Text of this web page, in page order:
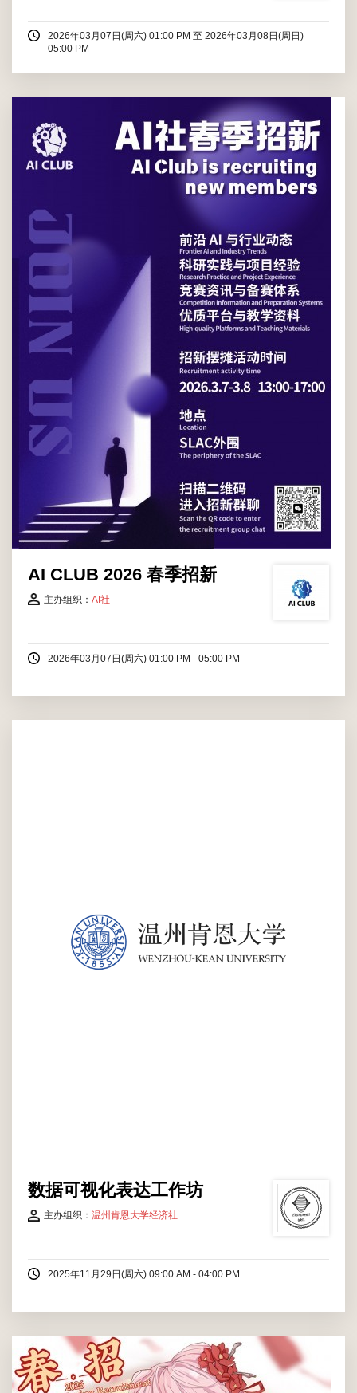
2026年03月07日(周六) 01:00 PM 至 2026年03月08日(周日)
05:00 PM
AI CLUB 2026 春季招新
主办组织： AI社
2026年03月07日(周六) 01:00 PM - 05:00 PM
你是否想冲击 AI 领域高含金量赛事，却缺队友、缺指导、缺体系
化备赛支持？是否想攒下硬核项目经历，却找不到靠谱的渠道与教
授资源？是否有关于 AI 的奇思妙想，却没有平台、没有资源落地
实现？是否想入门 AI，却找不到清晰的学习路径？从与行业顶尖
2026年03月07日(周六) 01:00 PM - 05:00 PM
数据可视化表达工作坊
主办组织： 温州肯恩大学经济社
2025年11月29日(周六) 09:00 AM - 04:00 PM
所有温肯学生
ACG社，全称为“动画、漫画和游戏”（Anime, Comic and
Game），又称“动漫社”。作为温州肯恩大学历史最悠久的兴趣社